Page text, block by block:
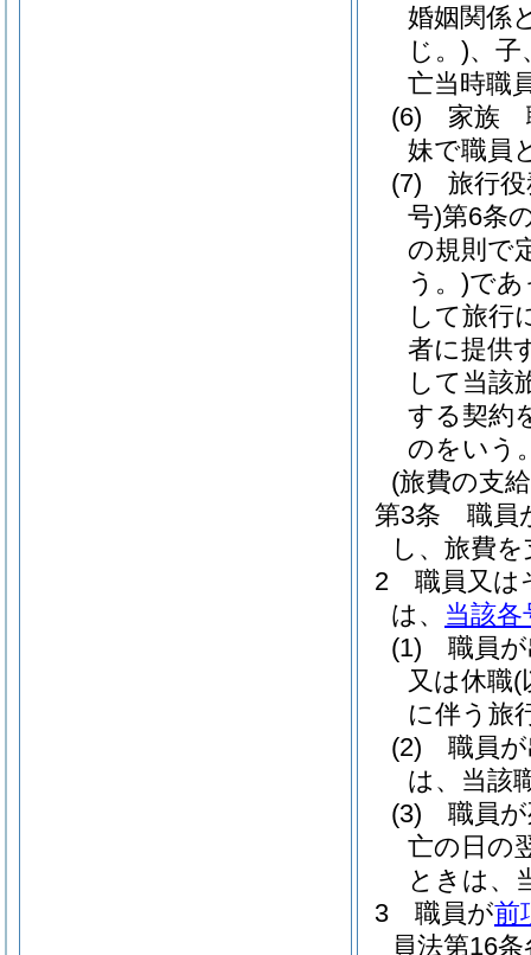
婚姻関係
じ。)、子
亡当時職
(6)
家族
妹で職員
(7)
旅行
号)第6条
の規則で
う。)であ
して旅行
者に提供
して当該
する契約
のをいう
(旅費の支
第3条
職員
し、旅費
2
職員又は
は、 当該各
(1)
職員
又は休職(
に伴う旅
(2)
職員
は、当該
(3)
職員
亡の日の
ときは、
3
職員が前
員法第16